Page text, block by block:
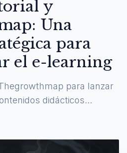
y
Una
para
el e-learning
para lanzar
didácticos